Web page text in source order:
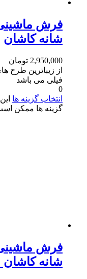
شانه کاشان
2,950,000 تومان
فیلی می باشد
0
انتخاب گزینه ها
گزینه ها ممکن
شانه کاشان ۱۰ رنگ